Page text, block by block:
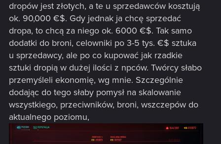
dropów jest złotych, a te u sprzedawców kosztują
ok. 90,000 €$. Gdy jednak ja chcę sprzedać
dropa, to chcą za niego ok. 6000 €$. Tak samo
dodatki do broni, celowniki po 3-5 tys. €$ sztuka
u sprzedawcy, ale po co kupować jak rzadkie
sztuki dropią w dużej ilości z npców. Twórcy słabo
przemyśleli ekonomię, wg mnie. Szczególnie
dodając do tego słaby pomysł na skalowanie
wszystkiego, przeciwników, broni, wszczepów do
aktualnego poziomu,